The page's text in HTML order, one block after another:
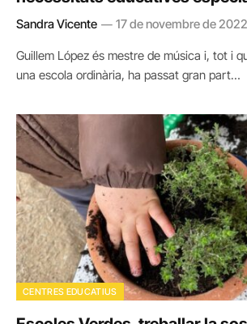
Sandra Vicente 17 de novembre de 2022
Guillem López és mestre de música i, tot i
una escola ordinària, ha passat gran part…
CENTRES EDUCATIUS